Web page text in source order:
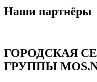
Наши партнёры
ГОРОДСКАЯ
ГРУППЫ